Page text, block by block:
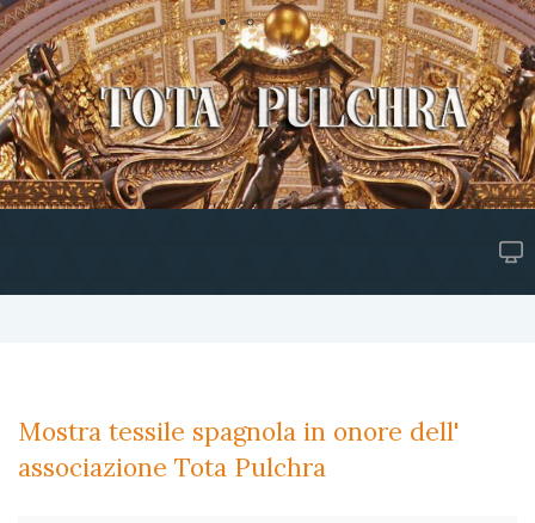
Mostra tessile spagnola in onore dell'
associazione Tota Pulchra